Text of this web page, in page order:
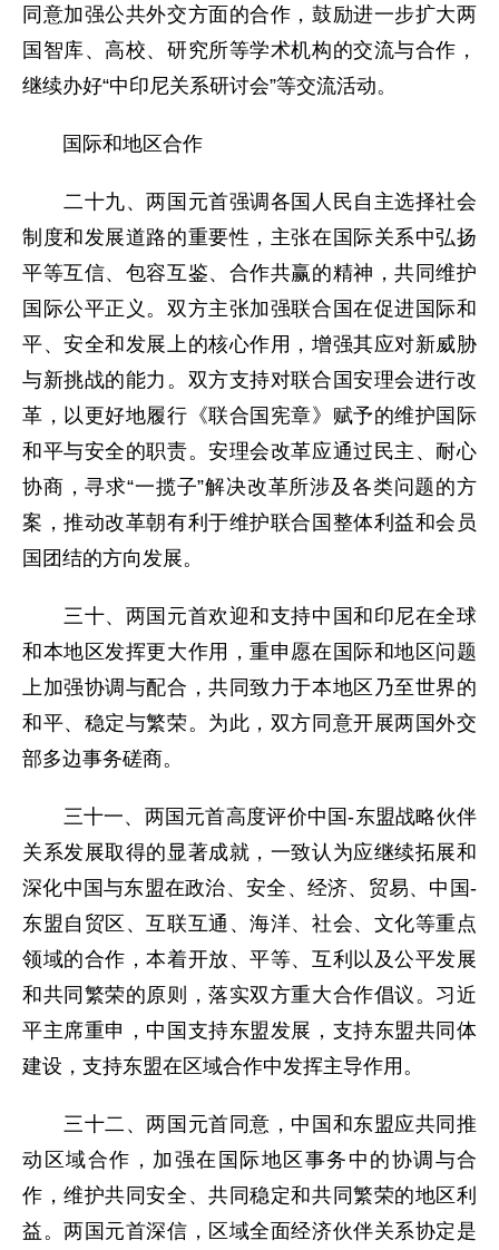
同意加强公共外交方面的合作，鼓励进一步扩大两
国智库、高校、研究所等学术机构的交流与合作，
继续办好“中印尼关系研讨会”等交流活动。
国际和地区合作
二十九、两国元首强调各国人民自主选择社会
制度和发展道路的重要性，主张在国际关系中弘扬
平等互信、包容互鉴、合作共赢的精神，共同维护
国际公平正义。双方主张加强联合国在促进国际和
平、安全和发展上的核心作用，增强其应对新威胁
与新挑战的能力。双方支持对联合国安理会进行改
革，以更好地履行《联合国宪章》赋予的维护国际
和平与安全的职责。安理会改革应通过民主、耐心
协商，寻求“一揽子”解决改革所涉及各类问题的方
案，推动改革朝有利于维护联合国整体利益和会员
国团结的方向发展。
三十、两国元首欢迎和支持中国和印尼在全球
和本地区发挥更大作用，重申愿在国际和地区问题
上加强协调与配合，共同致力于本地区乃至世界的
和平、稳定与繁荣。为此，双方同意开展两国外交
部多边事务磋商。
三十一、两国元首高度评价中国-东盟战略伙伴
关系发展取得的显著成就，一致认为应继续拓展和
深化中国与东盟在政治、安全、经济、贸易、中国-
东盟自贸区、互联互通、海洋、社会、文化等重点
领域的合作，本着开放、平等、互利以及公平发展
和共同繁荣的原则，落实双方重大合作倡议。习近
平主席重申，中国支持东盟发展，支持东盟共同体
建设，支持东盟在区域合作中发挥主导作用。
三十二、两国元首同意，中国和东盟应共同推
动区域合作，加强在国际地区事务中的协调与合
作，维护共同安全、共同稳定和共同繁荣的地区利
益。两国元首深信，区域全面经济伙伴关系协定是